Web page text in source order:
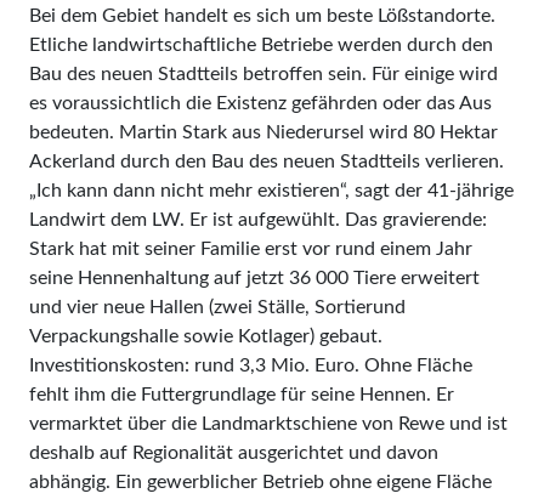
Bei dem Gebiet handelt es sich um beste Lößstandorte.
Etliche landwirtschaftliche Betriebe werden durch den
Bau des neuen Stadtteils betroffen sein. Für einige wird
es voraussichtlich die Existenz gefährden oder das Aus
bedeuten. Martin Stark aus Niederursel wird 80 Hektar
Ackerland durch den Bau des neuen Stadtteils verlieren.
„Ich kann dann nicht mehr existieren“, sagt der 41-jährige
Landwirt dem LW. Er ist aufgewühlt. Das gravierende:
Stark hat mit seiner Familie erst vor rund einem Jahr
seine Hennenhaltung auf jetzt 36 000 Tiere erweitert
und vier neue Hallen (zwei Ställe, Sortierund
Verpackungshalle sowie Kotlager) gebaut.
Investitionskosten: rund 3,3 Mio. Euro. Ohne Fläche
fehlt ihm die Futtergrundlage für seine Hennen. Er
vermarktet über die Landmarktschiene von Rewe und ist
deshalb auf Regionalität ausgerichtet und davon
abhängig. Ein gewerblicher Betrieb ohne eigene Fläche